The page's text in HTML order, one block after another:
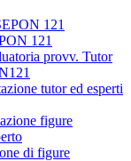
121
121
provv. Tutor
tutor ed esperti
figure
di figure